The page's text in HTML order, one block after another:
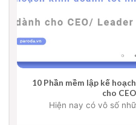
10 Phần mềm lập kế
cho
Hiện nay có vô số